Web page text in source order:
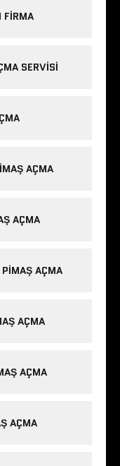
FIRMA
SERVISI
AÇMA
AÇMA
AÇMA
AÇMA
AÇMA
AÇMA